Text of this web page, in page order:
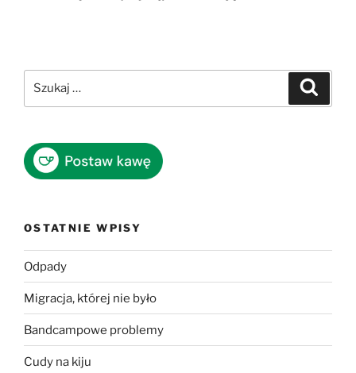
OSTATNIE WPISY
Odpady
Migracja, której nie było
Bandcampowe problemy
Cudy na kiju